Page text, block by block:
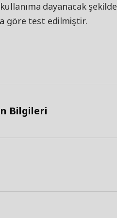
dayanacak şekilde
göre test edilmiştir.
Bilgileri